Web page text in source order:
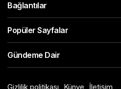
Bağlantılar
Popüler Sayfalar
Gündeme Dair
Gizlilik politikası Künye İletişim